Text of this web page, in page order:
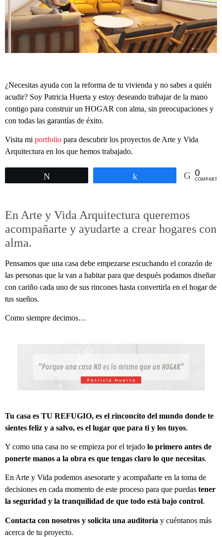
¿Necesitas ayuda con la reforma de tu vivienda y no sabes a quién
acudir? Soy Patricia Huerta y estoy deseando trabajar de la mano
contigo para construir un HOGAR con alma, sin preocupaciones y
con todas las garantías de éxito.
Visita mi portfolio para descubrir los proyectos de Arte y Vida
Arquitectura en los que hemos trabajado.
0
COMPARTIR
En Arte y Vida Arquitectura queremos
acompañarte y ayudarte a crear hogares con
alma.
Pensamos que una casa debe empezarse escuchando el corazón de
las personas que la van a habitar para que después podamos diseñar
con cariño cada uno de sus rincones hasta convertirla en el hogar de
tus sueños.
Como siempre decimos…
Tu casa es TU REFUGIO, es el rinconcito del mundo donde te
sientes feliz y a salvo, es el lugar que para ti y los tuyos.
Y como una casa no se empieza por el tejado lo primero antes de
ponerte manos a la obra es que tengas claro lo que necesitas.
En Arte y Vida podemos asesorarte y acompañarte en la toma de
decisiones en cada momento de este proceso para que puedas tener
la seguridad y la tranquilidad de que todo está bajo control.
Contacta con nosotros y solicita una auditoría y cuéntanos más
acerca de tu proyecto.